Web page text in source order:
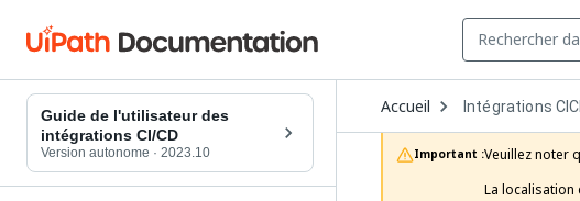
Guide de l'utilisateur des
intégrations CI/CD
Version autonome · 2023.10
Accueil Open
Dropdown
to
choose
product
Intégrations
Important :Veuillez noter
La localisation